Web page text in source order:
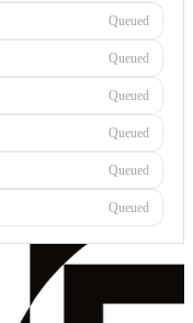
Generating…
Queued
Queued
Queued
Queued
Queued